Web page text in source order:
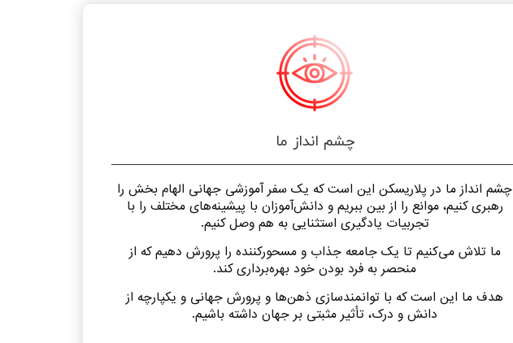
چشم انداز ما
چشم انداز ما در پلاریسکن این است که یک سفر آموزشی جهانی الهام بخش را
رهبری کنیم، موانع را از بین ببریم و دانش‌آموزان با پیشینه‌های مختلف را با
تجربیات یادگیری استثنایی به هم وصل کنیم.
ما تلاش می‌کنیم تا یک جامعه جذاب و مسحور‌کننده را پرورش دهیم که از
منحصر به فرد بودن خود بهره‌برداری کند.
هدف ما این است که با توانمندسازی ذهن‌ها و پرورش جهانی و یکپارچه از
دانش و درک، تأثیر مثبتی بر جهان داشته باشیم.